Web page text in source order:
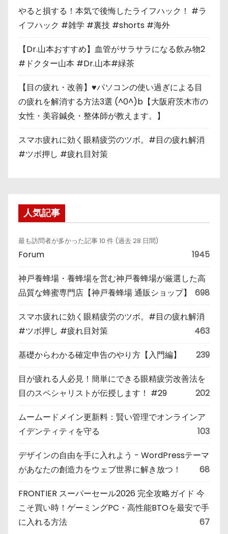
やると損する！本気で後悔したライフハック！ #ラ
イフハック #雑学 #裏技 #shorts #海外
【Dr.山本おすすめ】血管がサラサラになる飲み物2
#ドクター山本 #Dr.山本#緑茶
【目の疲れ・改善】♥パソコンの使い過ぎによる目
の疲れを解消する方法3選 (^0^)b【大阪府茨木市の
女性・美容鍼灸・整体師が教えます。】
スマホ疲れに効く眼精疲労のツボ。#目の疲れ解消
#ツボ押し #疲れ目対策
人気記事
最も訪問者が多かった記事 10 件 (過去 28 日間)
Forum 1945
神戸養蜂場・養蜂場を営む神戸養蜂場が厳選した高
品質な蜂蜜専門店【神戸養蜂場 通販ショップ】
698
スマホ疲れに効く眼精疲労のツボ。#目の疲れ解消
#ツボ押し #疲れ目対策
463
基礎からわかる確定申告のやり方【入門編】 239
目が疲れる人必見！簡単にできる眼精疲労改善法を
目のスペシャリストが伝授します！ #29
202
ムームードメイン更新料：賢い管理でオンラインア
イデンティティを守る
103
デザインの自由を手に入れよう - WordPressテーマ
があなたの創造力をウェブ世界に解き放つ！
68
FRONTIER スーパーセール2026 完全攻略ガイド 今
こそ買い時！ゲーミングPC・高性能BTOを最安で手
に入れる方法
67